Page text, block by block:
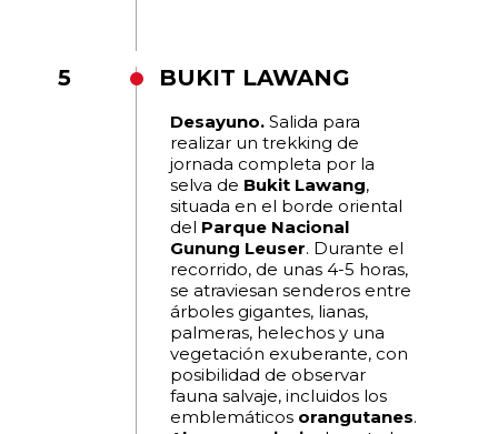
5 BUKIT LAWANG
Desayuno. Salida para
realizar un trekking de
jornada completa por la
selva de Bukit Lawang,
situada en el borde oriental
del Parque Nacional
Gunung Leuser. Durante el
recorrido, de unas 4-5 horas,
se atraviesan senderos entre
árboles gigantes, lianas,
palmeras, helechos y una
vegetación exuberante, con
posibilidad de observar
fauna salvaje, incluidos los
emblemáticos orangutanes.